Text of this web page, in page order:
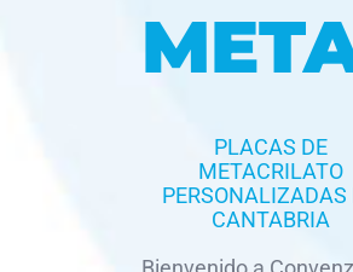
PLACAS DE
METACRILATO
PERSONALIZADAS
CANTABRIA